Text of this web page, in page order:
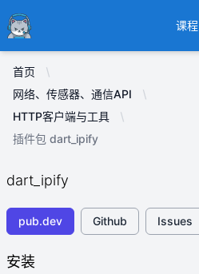
Ducafecat 课程
首页
网络、传感器、通信API
HTTP客户端与工具
插件包 dart_ipify
dart_ipify
pub.dev Github Issues
安装